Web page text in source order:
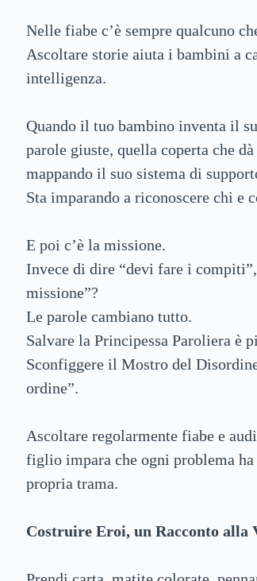
Nelle fiabe c’è sempre qualcuno
Ascoltare storie aiuta i bambini a
intelligenza.
Quando il tuo bambino inventa il
parole giuste, quella coperta che
mappando il suo sistema di
Sta imparando a riconoscere chi e
E poi c’è la missione.
Invece di dire “devi fare i compiti”,
missione”?
Le parole cambiano tutto.
Salvare la Principessa Paroliera è
Sconfiggere il Mostro del
ordine”.
Ascoltare regolarmente fiabe e
figlio impara che ogni problema ha
propria trama.
Costruire Eroi, un Racconto alla